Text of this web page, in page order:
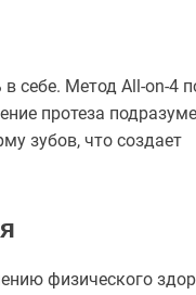
себе. Метод All-on-4
протеза
зубов, что создает
физического